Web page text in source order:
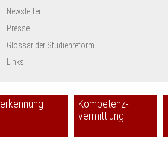
Newsletter
Presse
Glossar der Studienreform
Links
Kompetenz-
vermittlung